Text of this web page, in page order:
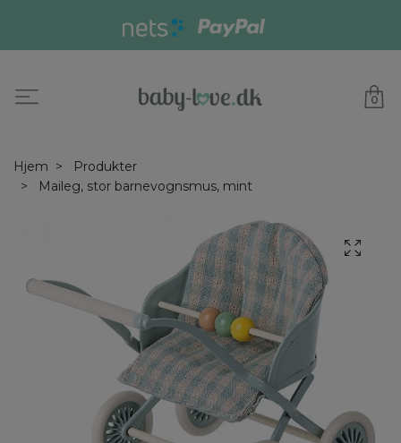
0
Hjem
Produkter
Maileg, stor barnevognsmus, mint